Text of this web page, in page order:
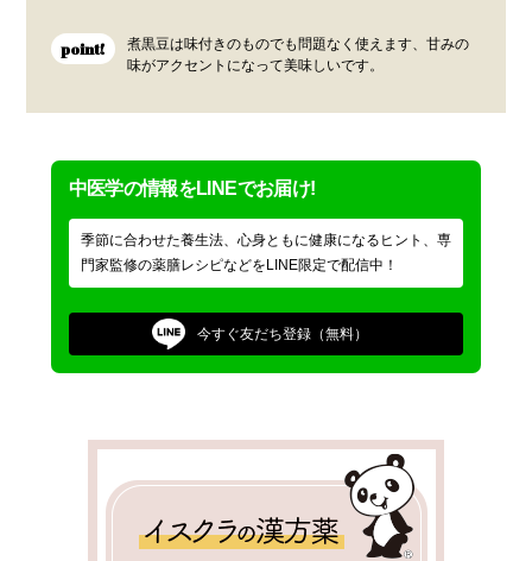
point!
煮黒豆は味付きのものでも問題なく使えます、甘みの
味がアクセントになって美味しいです。
中医学の情報をLINEでお届け!
季節に合わせた養生法、心身ともに健康になるヒント、専
門家監修の薬膳レシピなどをLINE限定で配信中！
今すぐ友だち登録（無料）